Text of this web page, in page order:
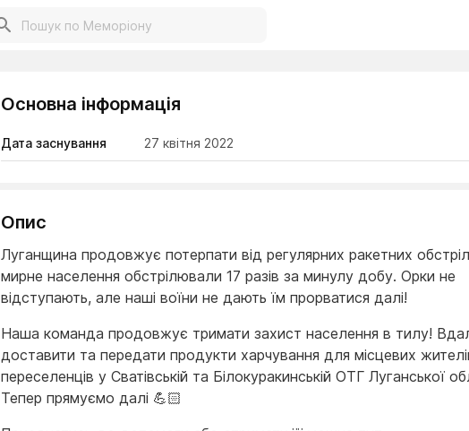
Основна інформація
Дата заснування 27 квітня 2022
Опис
Луганщина продовжує потерпати від регулярних ракетних
мирне населення обстрілювали 17 разів за минулу добу. Орки не
відступають, але наші воїни не дають їм прорватися далі!
Наша команда продовжує тримати захист населення в тилу!
доставити та передати продукти харчування для місцевих
переселенців у Сватівській та Білокуракинській ОТГ Луганської
Тепер прямуємо далі 💪🏻